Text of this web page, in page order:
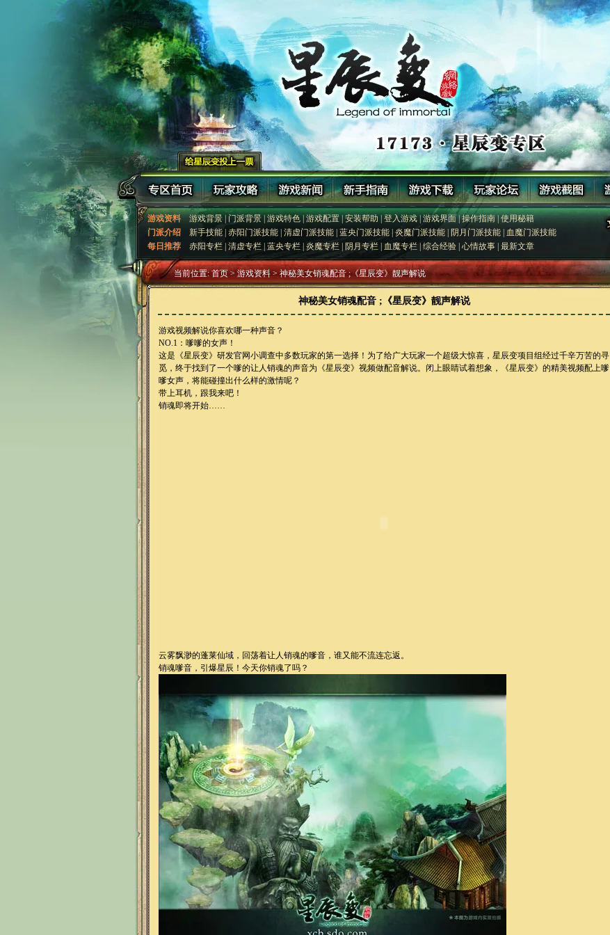
游戏资料 游戏背景 门派背景|游戏特色|游戏配置|安装帮助|登入游戏 |游戏界面|操作指南|使用秘籍
门派介绍
新手技能 赤阳门派技能 清虚门派技能 蓝央门派技能 炎魔门派技能 阴月门派技能
血魔门派技能
每日推荐
赤阳专栏 清虚专栏 蓝央专栏 炎魔专栏 阴月专栏 血魔专栏 综合经验 心情故事 最新文章
当前位置:首页> 游戏资料 > 神秘美女销魂配音 ;《星辰变》靓声解说
神秘美女销魂配音 ;《星辰变》靓声解说
游戏视频解说你喜欢哪一种声音？
NO.1 ： 嗲嗲的女声！
这是《星辰变》研发官网小调查中多数玩家的第一选择！为了给广大玩家一个超级大惊喜，星辰变项目组经过千辛万苦的寻
觅，终于找到了一个嗲的让人销魂的声音为《星辰变》视频做配音解说。闭上眼睛试着想象，《星辰变》的精美视频配上嗲
嗲女声，将能碰撞出什么样的激情呢？
带上耳机，跟我来吧！
销魂即将开始……
云雾飘渺的蓬莱仙域，回荡着让人销魂的嗲音，谁又能不流连忘返。
销魂嗲音，引爆星辰！今天你销魂了吗？